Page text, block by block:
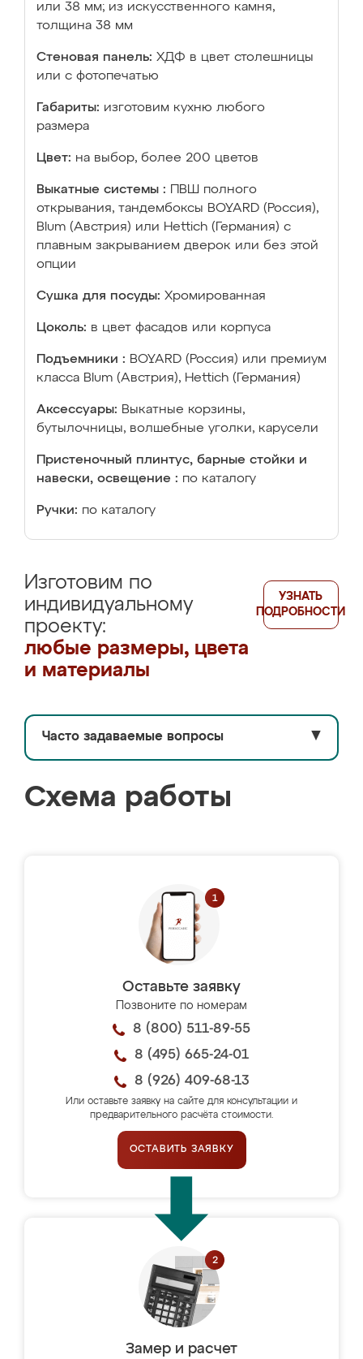
или 38 мм; из искусственного камня,
толщина 38 мм
Стеновая панель: ХДФ в цвет столешницы
или с фотопечатью
Габариты: изготовим кухню любого
размера
Цвет: на выбор, более 200 цветов
Выкатные системы :
ПВШ полного
открывания, тандембоксы BOYARD (Россия),
Blum (Австрия) или Hettich (Германия) с
плавным закрыванием дверок или без этой
опции
Сушка для посуды: Хромированная
Цоколь: в цвет фасадов или корпуса
Подъемники : BOYARD (Россия) или премиум
класса Blum (Австрия), Hettich (Германия)
Аксессуары: Выкатные корзины,
бутылочницы, волшебные уголки, карусели
Пристеночный плинтус, барные стойки и
навески, освещение : по каталогу
Ручки: по каталогу
Изготовим по
индивидуальному
проекту:
любые размеры, цвета
и материалы
УЗНАТЬ
ПОДРОБНОСТИ
Часто задаваемые вопросы ▼
Схема работы
Оставьте заявку
Позвоните по номерам
8 (800) 511-89-55
8 (495) 665-24-01
8 (926) 409-68-13
Или оставьте заявку на сайте для консультации и
предварительного расчёта стоимости.
ОСТАВИТЬ ЗАЯВКУ
Замер и расчет